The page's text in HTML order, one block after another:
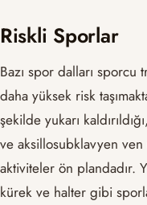
Riskli Sporlar
Bazı spor dalları sporcu
daha yüksek risk
şekilde yukarı
ve aksillosubklavyen ven
aktiviteler ön plandadır.
kürek ve halter gibi